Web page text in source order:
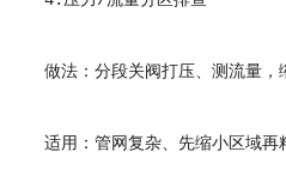
做法：分段关阀打压、测流量，
适用：管网复杂、先缩小区域再